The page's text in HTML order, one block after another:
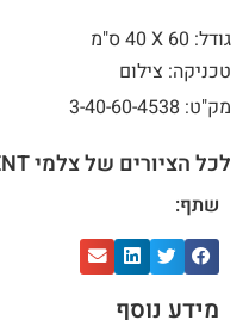
גודל: 60 X
40 ס"מ
טכניקה: צילום
מק"ט: 3-40-60-4538
לכל הציורים של צלמי ART2RENT לחצו כאן
שתף:
מידע נוסף